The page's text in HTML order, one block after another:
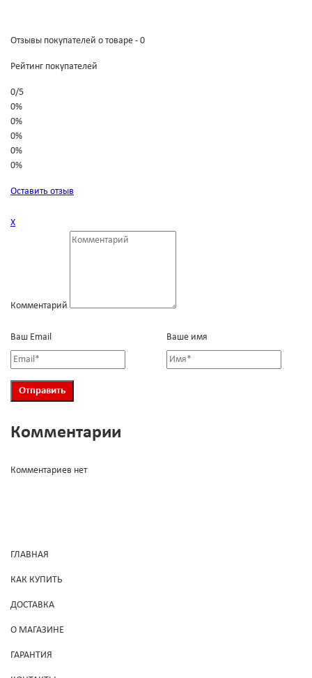
Отзывы покупателей о товаре - 0
Рейтинг покупателей
0/5
0%
0%
0%
0%
0%
Оставить отзыв
Х
Комментарий
Ваш Email Ваше имя
Комментарии
Комментариев нет
ГЛАВНАЯ
КАК КУПИТЬ
ДОСТАВКА
О МАГАЗИНЕ
ГАРАНТИЯ